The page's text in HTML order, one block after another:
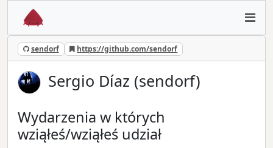
sendorf https://github.com/sendorf
Sergio Díaz (sendorf)
Wydarzenia w których
wziąłeś/wziąłeś udział